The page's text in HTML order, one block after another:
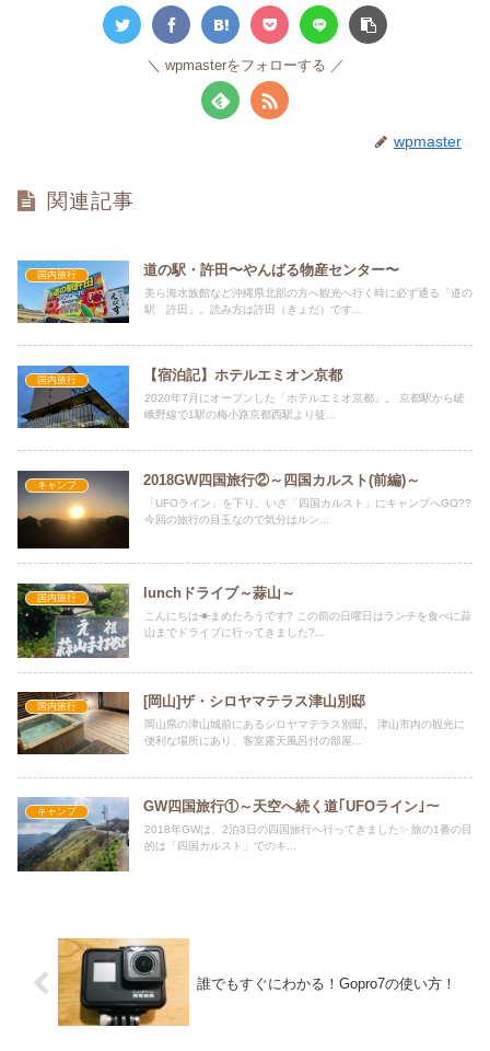
wpmasterをフォローする
wpmaster
関連記事
国内旅行 道の駅・許田〜やんばる物産センター〜
美ら海水族館など沖縄県北部の方へ観光へ行く時に必ず通る「道の
駅 許田」。読み方は許田（きょだ）です...
国内旅行 【宿泊記】ホテルエミオン京都
2020年7月にオープンした「ホテルエミオ京都」。 京都駅から嵯
峨野線で1駅の梅小路京都西駅より徒...
キャンプ 2018GW四国旅行②～四国カルスト(前編)～
「UFOライン」を下り、いざ「四国カルスト」にキャンプへGO??
今回の旅行の目玉なので気分はルン...
国内旅行 lunchドライブ～蒜山～
こんにちは☀まめたろうです? この前の日曜日はランチを食べに蒜
山までドライブに行ってきました?...
国内旅行 [岡山]ザ・シロヤマテラス津山別邸
岡山県の津山城前にあるシロヤマテラス別邸。 津山市内の観光に
便利な場所にあり、客室露天風呂付の部屋...
キャンプ GW四国旅行①～天空へ続く道｢UFOライン｣～
2018年GWは、2泊3日の四国旅行へ行ってきました✨ 旅の1番の目
的は「四国カルスト」でのキ...
誰でもすぐにわかる！Gopro7の使い方！